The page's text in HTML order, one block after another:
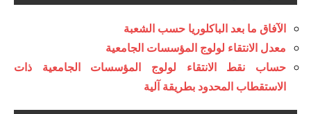
الآفاق ما بعد الباكلوريا حسب الشعبة
معدل الانتقاء لولوج المؤسسات الجامعية
حساب نقط الانتقاء لولوج المؤسسات الجامعية ذات
الاستقطاب المحدود بطريقة آلية